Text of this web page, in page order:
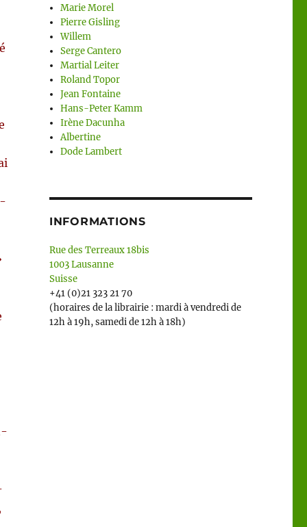
Marie Morel
Pierre Gisling
Willem
Serge Cantero
Martial Leiter
Roland Topor
Jean Fontaine
Hans-Peter Kamm
Irène Dacunha
Albertine
Dode Lambert
INFORMATIONS
Rue des Terreaux 18bis
1003 Lausanne
Suisse
+41 (0)21 323 21 70
(horaires de la librairie : mardi à vendredi de
12h à 19h, samedi de 12h à 18h)